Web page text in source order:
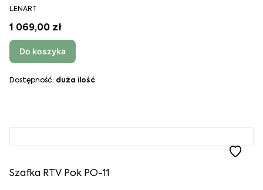
LENART
1 069,00 zł
Do koszyka
Dostępność: duża ilość
Szafka RTV Pok PO-11